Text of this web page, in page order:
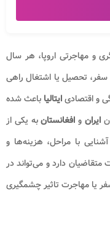
و مهاجرتی اروپا، هر سال
سفر، تحصیل یا اشتغال راهی
و اقتصادیایتالیا باعث شده
ایران و افغانستانبه یکی از
با مراحل، هزینه‌ها و
دارد و می‌تواند در
یا مهاجرت تاثیر چشمگیری